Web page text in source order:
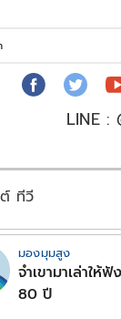
LINE :
ทีวี
มองมุมสูง
จำเขามาเล่าให้ฟั
80 ปี